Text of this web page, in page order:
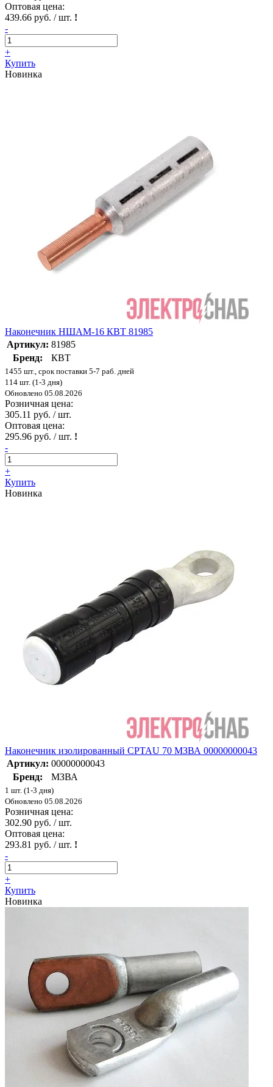
Оптовая цена:
439.66 руб. / шт. !
-
+
Купить
Новинка
Наконечник НШАМ-16 КВТ 81985
Артикул: 81985
Бренд:
КВТ
1455 шт., срок поставки 5-7 раб. дней
114 шт. (1-3 дня)
Обновлено 05.08.2026
Розничная цена:
305.11 руб. / шт.
Оптовая цена:
295.96 руб. / шт. !
-
+
Купить
Новинка
Наконечник изолированный CPTAU 70 МЗВА 00000000043
Артикул: 00000000043
Бренд:
МЗВА
1 шт. (1-3 дня)
Обновлено 05.08.2026
Розничная цена:
302.90 руб. / шт.
Оптовая цена:
293.81 руб. / шт. !
-
+
Купить
Новинка